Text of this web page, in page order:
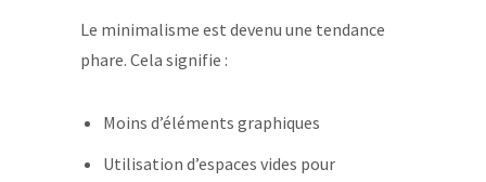
Le minimalisme est devenu une tendance
phare. Cela signifie :
Moins d’éléments graphiques
Utilisation d’espaces vides pour